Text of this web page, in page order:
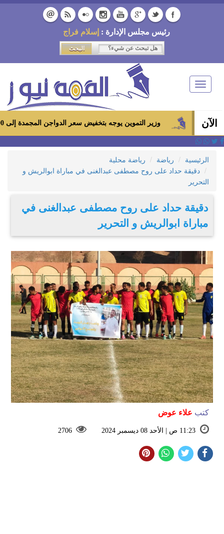
رئيس مجلس الإدارة : إسلام فراج
Toggle
navigation
الآن وزير التموين يوجه بتخفيض سعر الدواجن المجمدة إلى 100 جنيه للكيلو بالمجمعات الاستهلاكية ومعارض «أهلاً رمضان»
الرئيسية رياضة
رياضة محلية
دقيقة حداد على روح مصطفى عبدالغنى في مباراة ابوالريش و
التحرير
دقيقة حداد على روح مصطفى عبدالغنى في
مباراة ابوالريش و التحرير
كتب علاء عوض
11:23 ص | الأحد 08 ديسمبر 2024 2706